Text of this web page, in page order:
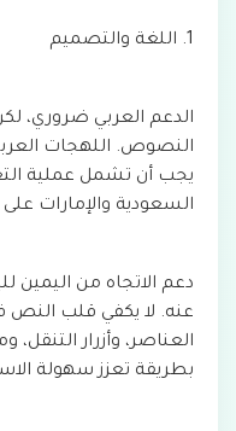
1. اللغة والتصميم
الدعم العربي ضروري،
النصوص. اللهجات
يجب أن تشمل عملية
السعودية والإمارات
عنه. لا يكفي قلب النص
العناصر، وأزرار
بطريقة تعزز سهولة